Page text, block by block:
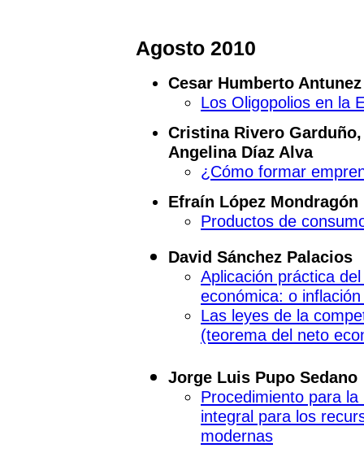
Agosto 2010
Cesar Humberto
Los Oligopolios en la
Cristina Rivero
Angelina Díaz Alva
¿Cómo formar
Efraín López Mondragón
Productos de
David Sánchez Palacios
Aplicación práctica
económica: o
Las leyes de la
(teorema del neto
Jorge Luis Pupo Sedano
Procedimiento para
integral para los
modernas